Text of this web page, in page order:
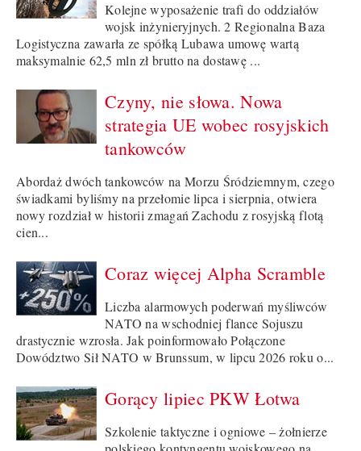
Kolejne wyposażenie trafi do oddziałów
wojsk inżynieryjnych. 2 Regionalna Baza
Logistyczna zawarła ze spółką Lubawa umowę wartą
maksymalnie 62,5 mln zł brutto na dostawę ...
Czyny, nie słowa. Nowa
strategia UE wobec rosyjskich
tankowców
Abordaż dwóch tankowców na Morzu Śródziemnym, czego
świadkami byliśmy na przełomie lipca i sierpnia, otwiera
nowy rozdział w historii zmagań Zachodu z rosyjską flotą
cien...
Coraz więcej Alpha Scramble
Liczba alarmowych poderwań myśliwców
NATO na wschodniej flance Sojuszu
drastycznie wzrosła. Jak poinformowało Połączone
Dowództwo Sił NATO w Brunssum, w lipcu 2026 roku o...
Gorący lipiec PKW Łotwa
Szkolenie taktyczne i ogniowe – żołnierze